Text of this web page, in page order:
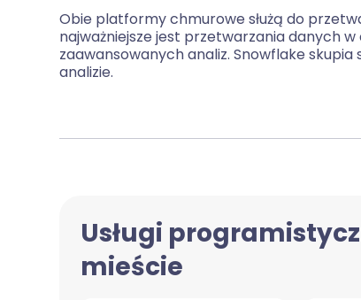
Obie platformy chmurowe służą do
najważniejsze jest przetwarzania danych
zaawansowanych analiz. Snowflake
analizie.
Usługi
mieście